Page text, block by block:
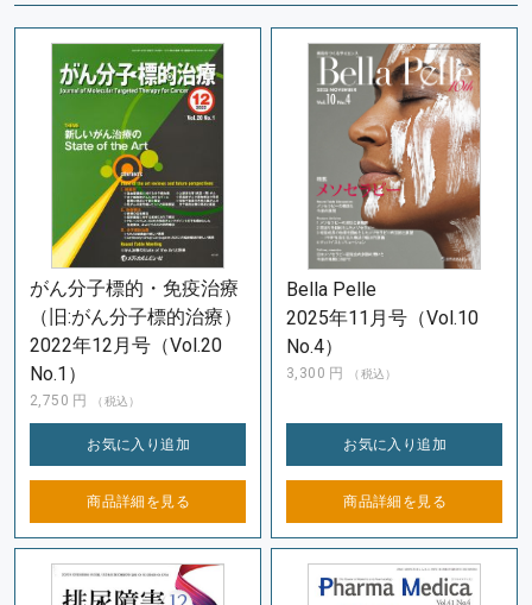
がん分子標的・免疫治療
（旧:がん分子標的治療）
2022年12月号（Vol.20
No.1）
2,750 円 （税込）
お気に入り追加
商品詳細を 見る
Bella Pelle
2025年11月号（Vol.10
No.4）
3,300 円 （税込）
お気に入り追加
商品詳細を 見る